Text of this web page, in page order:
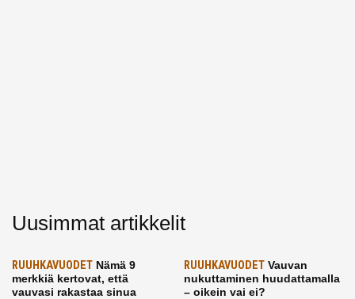
Uusimmat artikkelit
RUUHKAVUODET Nämä 9
merkkiä kertovat, että
vauvasi rakastaa sinua
RUUHKAVUODETVauvan
nukuttaminen huudattamalla
– oikein vai ei?